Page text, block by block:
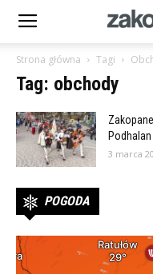
Strona główna Tagi
Tag: obchody
3 marca
POGODA